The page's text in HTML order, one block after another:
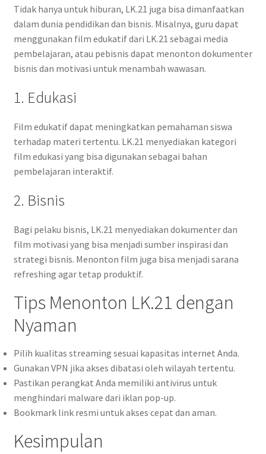
Tidak hanya untuk hiburan, LK.21 juga bisa dimanfaatkan
dalam dunia pendidikan dan bisnis. Misalnya, guru dapat
menggunakan film edukatif dari LK.21 sebagai media
pembelajaran, atau pebisnis dapat menonton dokumenter
bisnis dan motivasi untuk menambah wawasan.
1. Edukasi
Film edukatif dapat meningkatkan pemahaman siswa
terhadap materi tertentu. LK.21 menyediakan kategori
film edukasi yang bisa digunakan sebagai bahan
pembelajaran interaktif.
2. Bisnis
Bagi pelaku bisnis, LK.21 menyediakan dokumenter dan
film motivasi yang bisa menjadi sumber inspirasi dan
strategi bisnis. Menonton film juga bisa menjadi sarana
refreshing agar tetap produktif.
Tips Menonton LK.21 dengan
Nyaman
Pilih kualitas streaming sesuai kapasitas internet Anda.
Gunakan VPN jika akses dibatasi oleh wilayah tertentu.
Pastikan perangkat Anda memiliki antivirus untuk
menghindari malware dari iklan pop-up.
Bookmark link resmi untuk akses cepat dan aman.
Kesimpulan